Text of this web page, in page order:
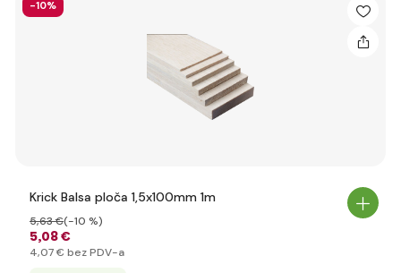
-10%
Krick Balsa ploča 1,5x100mm 1m
5,08 €
5,63 €(-10 %)
4,07 € bez PDV-a